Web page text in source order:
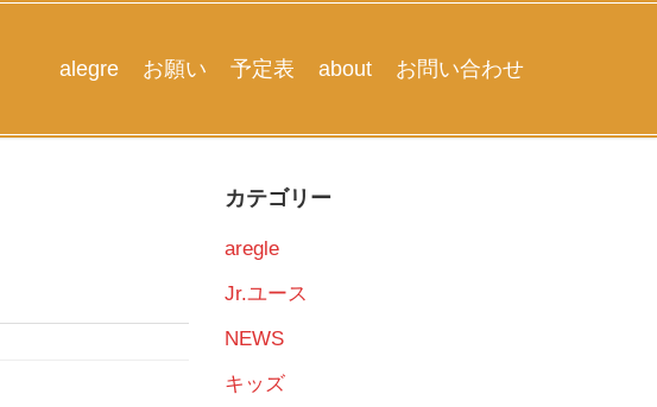
alegre お願い 予定表 about お問い合わせ
カテゴリー
aregle
Jr.ユース
NEWS
キッズ